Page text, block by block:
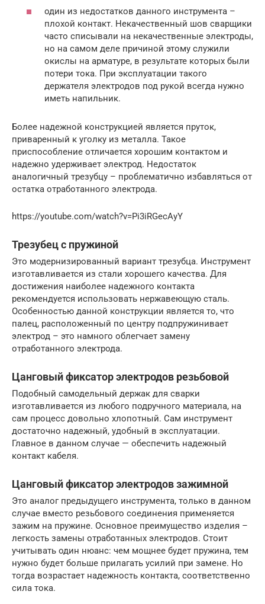
один из недостатков данного инструмента –
плохой контакт. Некачественный шов сварщики
часто списывали на некачественные электроды,
но на самом деле причиной этому служили
окислы на арматуре, в результате которых были
потери тока. При эксплуатации такого
держателя электродов под рукой всегда нужно
иметь напильник.
Более надежной конструкцией является пруток,
приваренный к уголку из металла. Такое
приспособление отличается хорошим контактом и
надежно удерживает электрод. Недостаток
аналогичный трезубцу – проблематично избавляться от
остатка отработанного электрода.
https://youtube.com/watch?v=Pi3iRGecAyY
Трезубец с пружиной
Это модернизированный вариант трезубца. Инструмент
изготавливается из стали хорошего качества. Для
достижения наиболее надежного контакта
рекомендуется использовать нержавеющую сталь.
Особенностью данной конструкции является то, что
палец, расположенный по центру подпружинивает
электрод – это намного облегчает замену
отработанного электрода.
Цанговый фиксатор электродов резьбовой
Подобный самодельный держак для сварки
изготавливается из любого подручного материала, на
сам процесс довольно хлопотный. Сам инструмент
достаточно надежный, удобный в эксплуатации.
Главное в данном случае — обеспечить надежный
контакт кабеля.
Цанговый фиксатор электродов зажимной
Это аналог предыдущего инструмента, только в данном
случае вместо резьбового соединения применяется
зажим на пружине. Основное преимущество изделия –
легкость замены отработанных электродов. Стоит
учитывать один нюанс: чем мощнее будет пружина, тем
нужно будет больше прилагать усилий при замене. Но
тогда возрастает надежность контакта, соответственно
сила тока.